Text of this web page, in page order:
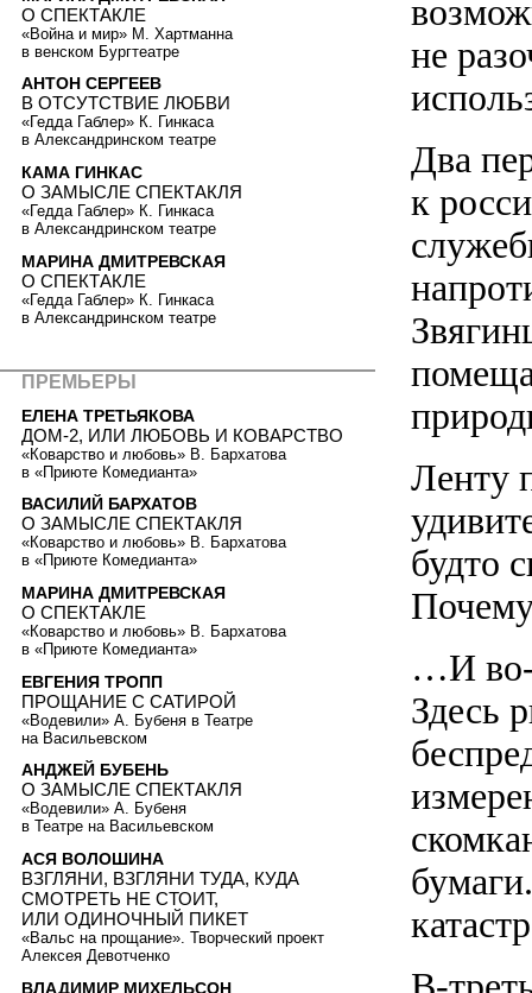
не
Два
к
Ленту
будто
…И во-
Здесь
О СПЕКТАКЛЕ
«Война и мир» М. Хартманна
в венском Бургтеатре
АНТОН СЕРГЕЕВ
В ОТСУТСТВИЕ ЛЮБВИ
«Гедда Габлер» К. Гинкаса
в Александринском театре
КАМА ГИНКАС
О ЗАМЫСЛЕ СПЕКТАКЛЯ
«Гедда Габлер» К. Гинкаса
в Александринском театре
МАРИНА ДМИТРЕВСКАЯ
О СПЕКТАКЛЕ
«Гедда Габлер» К. Гинкаса
в Александринском театре
ПРЕМЬЕРЫ
ЕЛЕНА ТРЕТЬЯКОВА
ДОМ-2, ИЛИ ЛЮБОВЬ И КОВАРСТВО
«Коварство и любовь» В. Бархатова
в «Приюте Комедианта»
ВАСИЛИЙ БАРХАТОВ
О ЗАМЫСЛЕ СПЕКТАКЛЯ
«Коварство и любовь» В. Бархатова
в «Приюте Комедианта»
МАРИНА ДМИТРЕВСКАЯ
О СПЕКТАКЛЕ
«Коварство и любовь» В. Бархатова
в «Приюте Комедианта»
ЕВГЕНИЯ ТРОПП
ПРОЩАНИЕ С САТИРОЙ
«Водевили» А. Бубеня в Театре
на Васильевском
АНДЖЕЙ БУБЕНЬ
О ЗАМЫСЛЕ СПЕКТАКЛЯ
«Водевили» А. Бубеня
в Театре на Васильевском
АСЯ ВОЛОШИНА
ВЗГЛЯНИ, ВЗГЛЯНИ ТУДА, КУДА
СМОТРЕТЬ НЕ СТОИТ,
ИЛИ ОДИНОЧНЫЙ ПИКЕТ
«Вальс на прощание». Творческий проект
Алексея Девотченко
ВЛАДИМИР МИХЕЛЬСОН